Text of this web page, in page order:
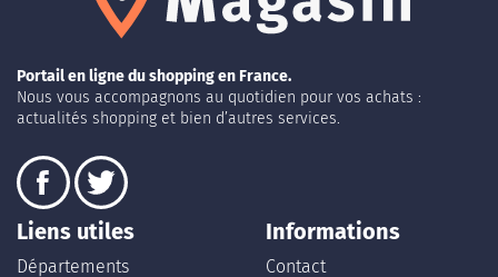
Portail en ligne du shopping en France.
Nous vous accompagnons au quotidien pour vos achats :
actualités shopping et bien d’autres services.
Liens utiles
Départements
Informations
Contact